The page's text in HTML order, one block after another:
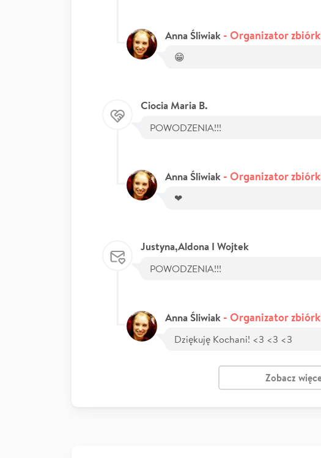
Anna Śliwiak - Organizator
😁
Ciocia Maria B.
POWODZENIA!!!
Anna Śliwiak - Organizator
❤
Justyna,Aldona I Wojtek
POWODZENIA!!!
Anna Śliwiak - Organizator
Dziękuję Kochani! <3 <3 <3
Zobacz